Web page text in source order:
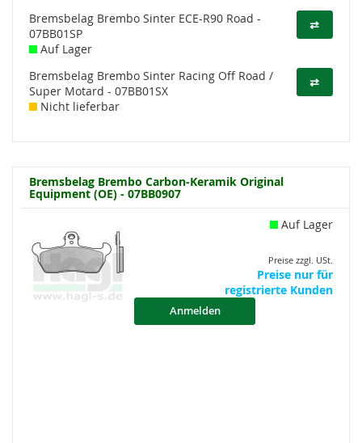
⇄
Bremsbelag Brembo Sinter ECE-R90 Road -
07BB01SP
Auf Lager
⇄
Bremsbelag Brembo Sinter Racing Off Road /
Super Motard - 07BB01SX
Nicht lieferbar
Bremsbelag Brembo Carbon-Keramik Original
Equipment (OE) - 07BB0907
Auf Lager
Preise zzgl. USt.
Preise nur für
registrierte Kunden
Anmelden